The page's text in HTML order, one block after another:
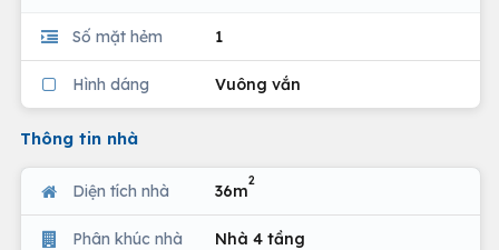
Số mặt hẻm 1
Hình dáng Vuông vắn
Thông tin nhà
Diện tích nhà 36m
2
Phân khúc nhà Nhà 4 tầng